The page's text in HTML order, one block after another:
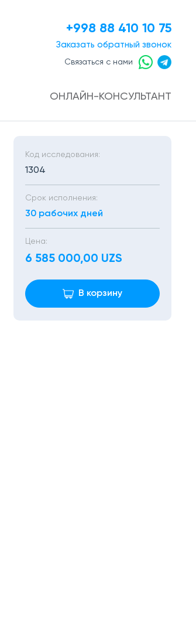
+998 88 410 10 75
Заказать обратный звонок
Связаться с нами
ОНЛАЙН-КОНСУЛЬТАНТ
Код исследования:
1304
Срок исполнения:
30 рабочих дней
Цена:
6 585 000,00 UZS
В корзину